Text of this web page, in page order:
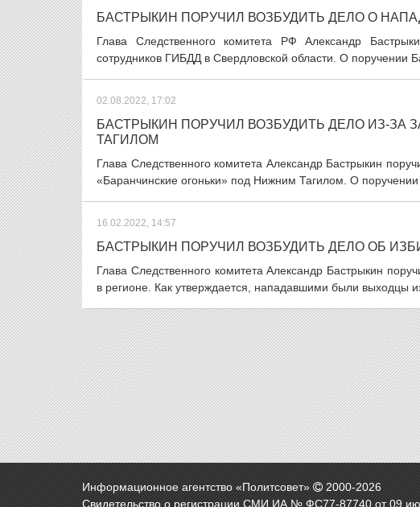
БАСТРЫКИН ПОРУЧИЛ ВОЗБУДИТЬ ДЕЛО О
Глава Следственного комитета РФ Александр
сотрудников ГИБДД в Свердловской области. О поручении
02.08.2022, 17:02
БАСТРЫКИН ПОРУЧИЛ ВОЗБУДИТЬ ДЕЛО ИЗ-ЗА
ТАГИЛОМ
Глава Следственного комитета Александр Бастрыкин
«Баранчинские огоньки» под Нижним Тагилом. О
16.02.2022, 14:57
БАСТРЫКИН ПОРУЧИЛ ВОЗБУДИТЬ ДЕЛО ОБ
Глава Следственного комитета Александр Бастрыкин
в регионе. Как утверждается, нападавшими были выходцы
Информационное агентство «Политсовет» 2000-2026
Свидетельство о регистрации СМИ ИА № ФС77-87740 от 09